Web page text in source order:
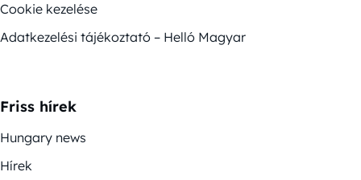
Cookie kezelése
Adatkezelési tájékoztató – Helló Magyar
Friss hírek
Hungary news
Hírek